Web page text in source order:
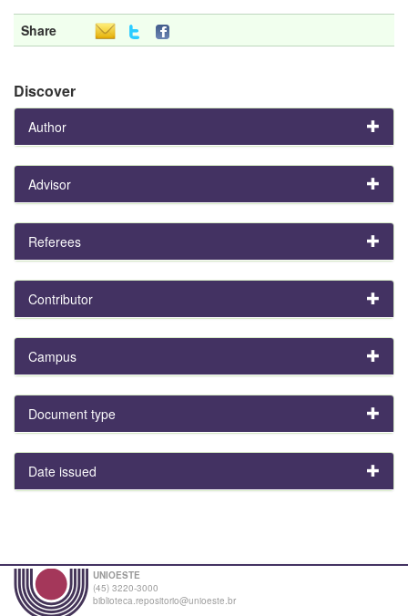
Share
Discover
Author
Advisor
Referees
Contributor
Campus
Document type
Date issued
UNIOESTE
(45) 3220-3000
biblioteca.repositorio@unioeste.br